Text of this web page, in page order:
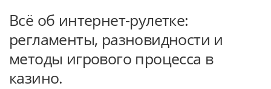
Всё об интернет-рулетке:
регламенты, разновидности и
методы игрового процесса в
казино.